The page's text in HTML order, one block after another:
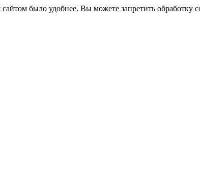
было удобнее. Вы можете запретить обработку